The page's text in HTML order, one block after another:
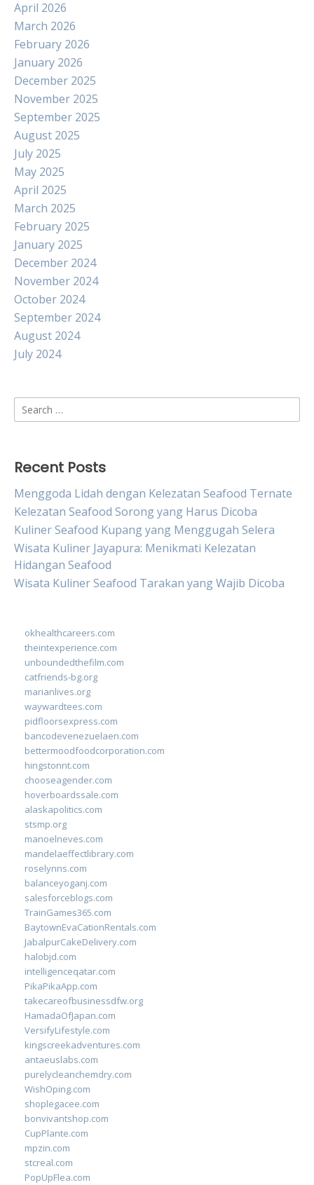
April 2026
March 2026
February 2026
January 2026
December 2025
November 2025
September 2025
August 2025
July 2025
May 2025
April 2025
March 2025
February 2025
January 2025
December 2024
November 2024
October 2024
September 2024
August 2024
July 2024
Search
for:
Recent Posts
Menggoda Lidah dengan Kelezatan Seafood Ternate
Kelezatan Seafood Sorong yang Harus Dicoba
Kuliner Seafood Kupang yang Menggugah Selera
Wisata Kuliner Jayapura: Menikmati Kelezatan
Hidangan Seafood
Wisata Kuliner Seafood Tarakan yang Wajib Dicoba
okhealthcareers.com
theintexperience.com
unboundedthefilm.com
catfriends-bg.org
marianlives.org
waywardtees.com
pidfloorsexpress.com
bancodevenezuelaen.com
bettermoodfoodcorporation.com
hingstonnt.com
chooseagender.com
hoverboardssale.com
alaskapolitics.com
stsmp.org
manoelneves.com
mandelaeffectlibrary.com
roselynns.com
balanceyoganj.com
salesforceblogs.com
TrainGames365.com
BaytownEvaCationRentals.com
JabalpurCakeDelivery.com
halobjd.com
intelligenceqatar.com
PikaPikaApp.com
takecareofbusinessdfw.org
HamadaOfJapan.com
VersifyLifestyle.com
kingscreekadventures.com
antaeuslabs.com
purelycleanchemdry.com
WishOping.com
shoplegacee.com
bonvivantshop.com
CupPlante.com
mpzin.com
stcreal.com
PopUpFlea.com